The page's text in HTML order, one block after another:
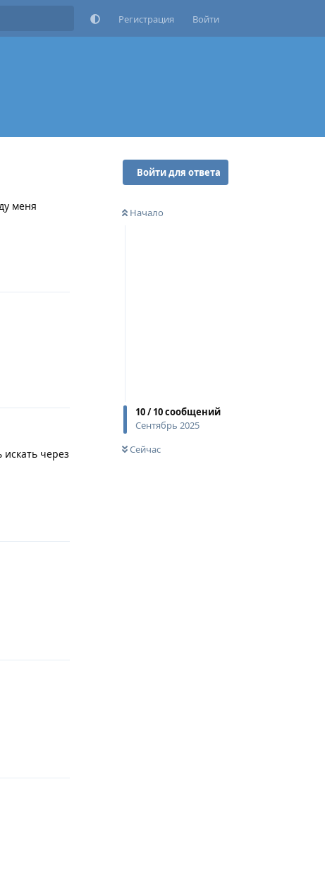
Регистрация Войти
Войти для ответа
Начало
10/10сообщений
Сентябрь 2025
Сейчас
меня
через